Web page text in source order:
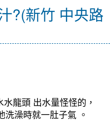
?(新竹 中央路
龍頭 出水量怪怪的，
澡時就一肚子氣 。